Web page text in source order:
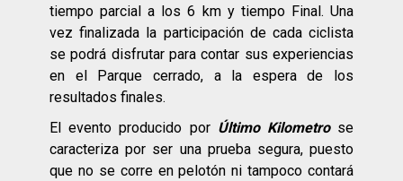
tiempo parcial a los 6 km y tiempo Final. Una
vez finalizada la participación de cada ciclista
se podrá disfrutar para contar sus experiencias
en el Parque cerrado, a la espera de los
resultados finales.
El evento producido por Último Kilometrose
caracteriza por ser una prueba segura, puesto
que no se corre en pelotón ni tampoco contará